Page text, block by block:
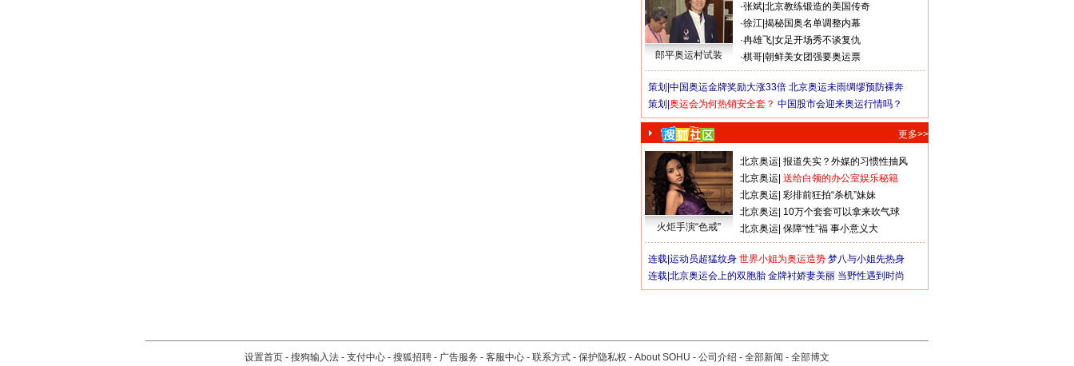
郎平奥运村试装
·张斌 北京教练锻造的美国传奇
·徐江 揭秘国奥名单调整内幕
·冉雄飞 女足开场秀不谈复仇
·棋哥 朝鲜美女团强要奥运票
策划| 中国奥运金牌奖励大涨33倍 北京奥运未雨绸缪预防裸奔
策划| 奥运会为何热销安全套？ 中国股市会迎来奥运行情吗？
更多>>
火炬手演“色戒”
北京奥运 报道失实？外媒的习惯性抽风
北京奥运 送给白领的办公室娱乐秘籍
北京奥运 彩排前狂拍“杀机”妹妹
北京奥运 10万个套套可以拿来吹气球
北京奥运 保障“性”福 事小意义大
连载| 运动员超猛纹身 世界小姐为奥运造势 梦八与小姐先热身
连载| 北京奥运会上的双胞胎 金牌衬娇妻美丽 当野性遇到时尚
设置首页 - 搜狗输入法 - 支付中心 - 搜狐招聘 - 广告服务 - 客服中心 - 联系方式 - 保护隐私权 - About SOHU - 公司介绍 - 全部新闻 - 全部博文